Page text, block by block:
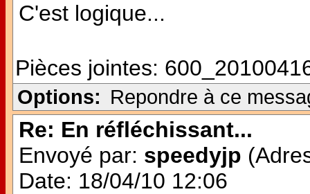
C'est logique...
Pièces jointes:
Options: Repondre à ce
Re: En réfléchissant...
Envoyé par: speedyjp
Date: 18/04/10 12:06